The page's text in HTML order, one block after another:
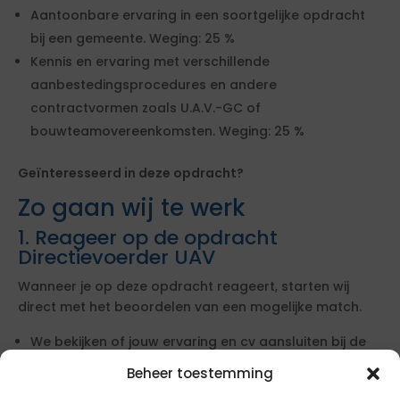
Beheer toestemming
Aantoonbare ervaring in een soortgelijke opdracht
bij een gemeente. Weging: 25 %
Kennis en ervaring met verschillende
aanbestedingsprocedures en andere
contractvormen zoals U.A.V.-GC of
bouwteamovereenkomsten. Weging: 25 %
Geïnteresseerd in deze opdracht?
Zo gaan wij te werk
1. Reageer op de opdracht
Directievoerder UAV
Wanneer je op deze opdracht reageert, starten wij
direct met het beoordelen van een mogelijke match.
We bekijken of jouw ervaring en cv aansluiten bij de